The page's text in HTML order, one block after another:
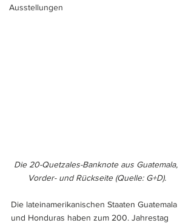
Ausstellungen
Die 20-Quetzales-Banknote aus Guatemala,
Vorder- und Rückseite (Quelle: G+D).
Die lateinamerikanischen Staaten Guatemala
und Honduras haben zum 200. Jahrestag